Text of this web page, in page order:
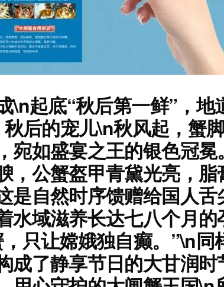
\n起底“秋后第一鲜”，
后的宠儿\n秋风起，蟹
宛如盛宴之王的银色冠
，公蟹盔甲青黛光亮，
是自然时序馈赠给国人
水域滋养长达七八个月
只让嫦娥独自癫。”\n
成了静享节日的大甘润